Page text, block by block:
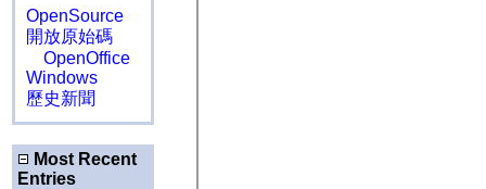
OpenSource
開放原始碼
OpenOffice
Windows
歷史新聞
Most Recent
Entries